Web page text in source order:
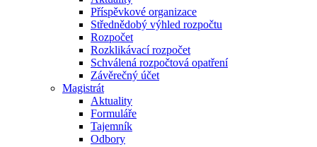
Příspěvkové organizace
Střednědobý výhled rozpočtu
Rozpočet
Rozklikávací rozpočet
Schválená rozpočtová opatření
Závěrečný účet
Magistrát
Aktuality
Formuláře
Tajemník
Odbory